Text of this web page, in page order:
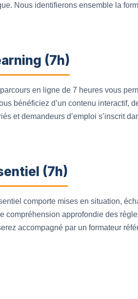
Nous identifierons ensemble la
(7h)
en ligne de 7 heures vous
bénéficiez d’un contenu interactif,
et demandeurs d’emploi s’inscrit
(7h)
comporte mises en situation,
compréhension approfondie des
accompagné par un formateur